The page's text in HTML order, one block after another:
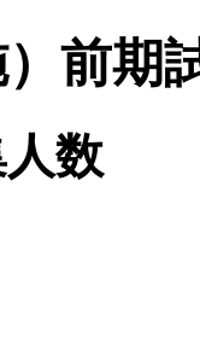
）前
数